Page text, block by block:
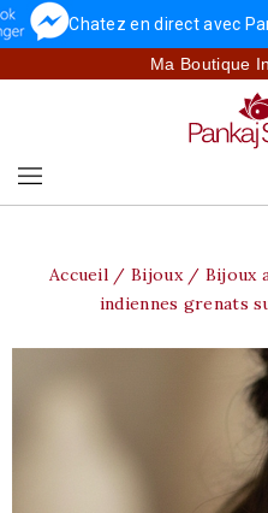
Chatez en direct avec
Ma Boutique
Accueil Bijoux Bijoux
indiennes grenats